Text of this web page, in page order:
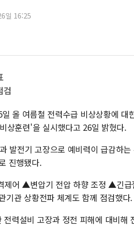
강릉·
폐기물
서울
李대통
여수
추미애
인천서
'화합' 꺼
일 16:25
검
올 여름철 전력수급 비상상황에 대
상훈련'을 실시했다고 26일 밝혔다.
발전기 고장으로 예비력이 급감하
진행됐다.
제어 ▲변압기 전압 하향 조정 ▲긴급
기관 상황전파 체계도 함께 점검했다.
력설비 고장과 정전 피해에 대비해